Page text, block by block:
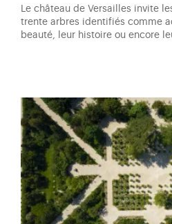
Le château de Versailles invite
trente arbres identifiés comme
beauté, leur histoire ou encore